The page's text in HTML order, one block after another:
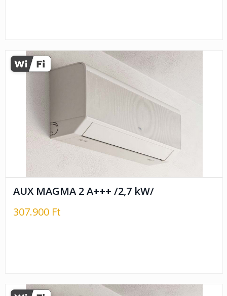
AUX MAGMA 2 A+++ /2,7 kW/
307.900 Ft